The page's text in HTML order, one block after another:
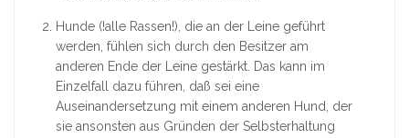
Hunde (!alle Rassen!), die an der Leine geführt
werden, fühlen sich durch den Besitzer am
anderen Ende der Leine gestärkt. Das kann im
Einzelfall dazu führen, daß sei eine
Auseinandersetzung mit einem anderen Hund, der
sie ansonsten aus Gründen der Selbsterhaltung